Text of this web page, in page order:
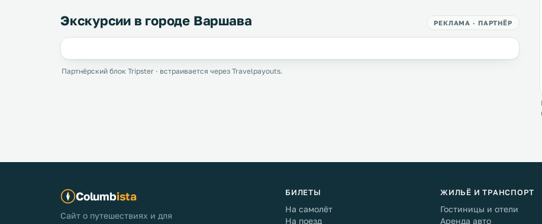
Экскурсии в городе Варшава РЕКЛАМА · ПАРТНЁР
Партнёрский блок Tripster · встраивается через Travelpayouts.
Columbista
Сайт о путешествиях и для
БИЛЕТЫ
На самолёт
На поезд
ЖИЛЬЁ И ТРАНСПОРТ
Гостиницы и отели
Аренда авто